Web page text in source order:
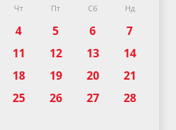
Чт Пт Сб Нд
4 5 6
7
11 12 13
14
18 19 20
21
25 26 27
28